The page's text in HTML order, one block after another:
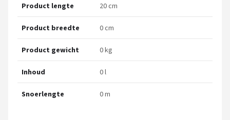
Product lengte 20 cm
Product breedte 0 cm
Product gewicht 0 kg
Inhoud 0 l
Snoerlengte 0 m